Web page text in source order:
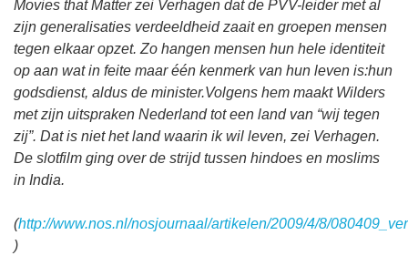
Movies that Matter zei Verhagen dat de PVV-leider met al
zijn generalisaties verdeeldheid zaait en groepen mensen
tegen elkaar opzet. Zo hangen mensen hun hele identiteit
op aan wat in feite maar één kenmerk van hun leven is:hun
godsdienst, aldus de minister.Volgens hem maakt Wilders
met zijn uitspraken Nederland tot een land van “wij tegen
zij”. Dat is niet het land waarin ik wil leven, zei Verhagen.
De slotfilm ging over de strijd tussen hindoes en moslims
in India.
(http://www.nos.nl/nosjournaal/artikelen/2009/4/8/
)